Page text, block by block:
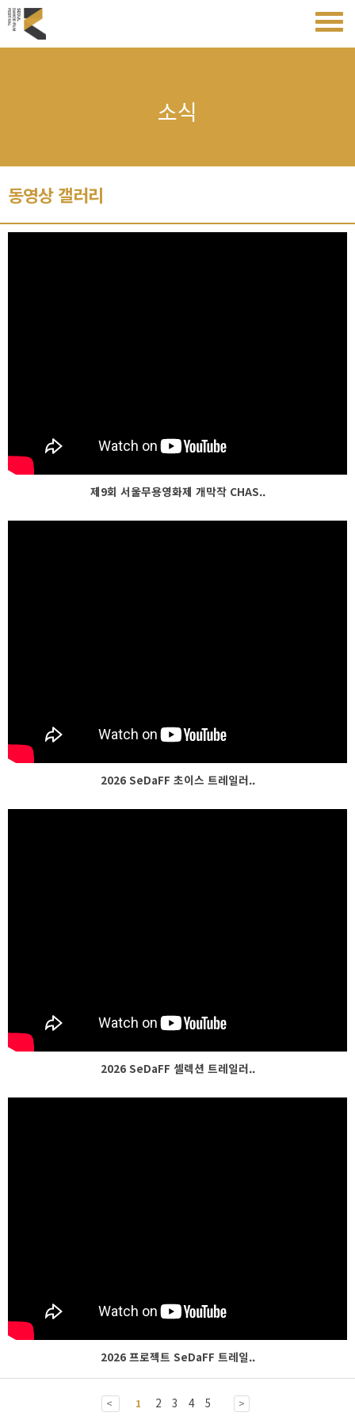
소식
동영상 갤러리
제9회 서울무용영화제 개막작 CHAS..
2026 SeDaFF 초이스 트레일러..
2026 SeDaFF 셀렉션 트레일러..
2026 프로젝트 SeDaFF 트레일..
< 1 2 3 4 5 >